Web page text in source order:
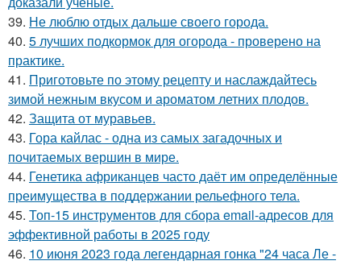
39. Не люблю отдых дальше своего города.
40. 5 лучших подкормок для огорода - проверено на
практике.
41. Приготовьте по этому рецепту и наслаждайтесь
зимой нежным вкусом и ароматом летних плодов.
42. Защита от муравьев.
43. Гора кайлас - одна из самых загадочных и
почитаемых вершин в мире.
44. Генетика африканцев часто даёт им определённые
преимущества в поддержании рельефного тела.
45. Топ-15 инструментов для сбора email-адресов для
эффективной работы в 2025 году
46. 10 июня 2023 года легендарная гонка "24 часа Ле -